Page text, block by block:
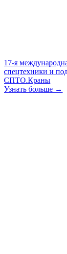
17-я
спецтехники и
СПТО.Краны
Узнать больше →